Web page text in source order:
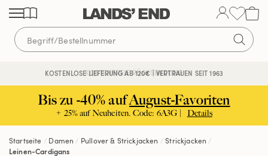
Direkt
zum
Inhalt
Direkt
zur
Navigation
Direkt
zur
Suche
KOSTENLOSE LIEFERUNG AB 120€ | VERTRAUEN SEIT 1963
KOSTENFREIE RÜCKSENDUNG
Bis zu -40% aufAugust-Favoriten
+ 25% auf Neuheiten. Code: 6A3G | Details
Startseite Damen Pullover & Strickjacken
Strickjacken
Leinen-Cardigans